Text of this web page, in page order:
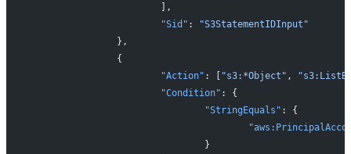
			],
			"Sid"
:
"S3StatementIDInput"
		},
		{
			"Action"
: [ "s3:*Object" ,
			"Condition"
: {
				"StringEquals"
: {
				}